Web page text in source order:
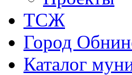
ТСЖ
Город
Каталог